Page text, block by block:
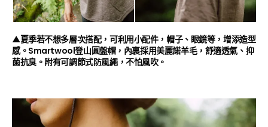
▲夏季若不想多層次搭配，可利用小配件，帽子、眼鏡等，增添造型
感。Smartwool登山圓盤帽，內裏採用美麗諾羊毛，舒適透氣、抑
菌抗臭。附有可調節式防風繩，不怕風吹。